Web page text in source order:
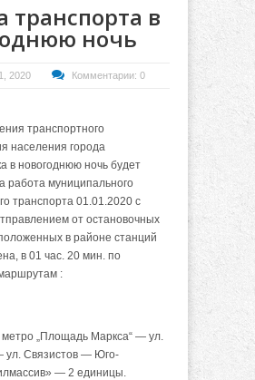
транспорта в
ночь
2020 Комментарии: 0
транспортного
населения города
в новогоднюю ночь будет
работа муниципального
транспорта 01.01.2020 с
от остановочных
в районе станций
в 01 час. 20 мин. по
:
„Площадь Маркса“ — ул.
ул. Связистов — Юго-
— 2 единицы.